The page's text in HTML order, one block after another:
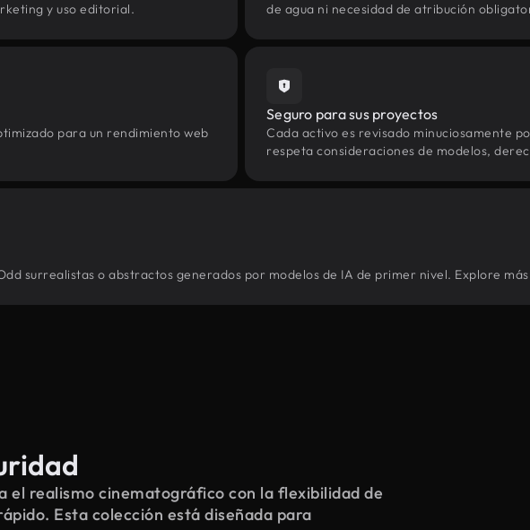
y uso editorial.
de agua ni necesidad de atribución
para un rendimiento web
Seguro para sus proyectos
Cada activo es revisado minuciosamente
respeta consideraciones de modelos,
surrealistas o abstractos generados por modelos de IA de primer nivel. Explore más
el realismo cinematográfico con la flexibilidad de
Esta colección está diseñada para